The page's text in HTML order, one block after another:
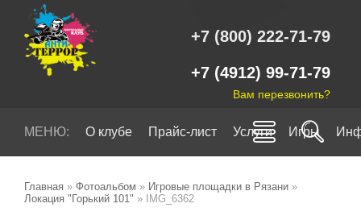
+7 (800) 222-71-79
+7 (4912) 99-71-79
Вам перезвонить?
МЕНЮ: О клубе Прайс-лист Услуги Игры
Главная » Фотоальбом » Игровые площадки в Рязани »
Локация "Горький 101" » IMG_6362